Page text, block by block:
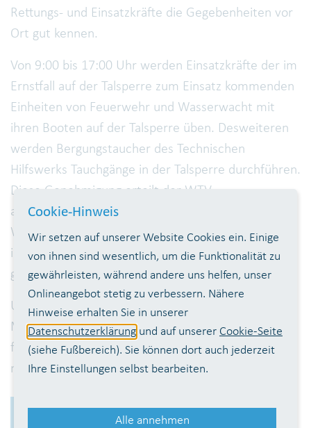
Rettungs- und Einsatzkräfte die Gegebenheiten vor
Ort gut kennen.
Von 9:00 bis 17:00 Uhr werden Einsatzkräfte der im
Ernstfall auf der Talsperre zum Einsatz kommenden
Einheiten von Feuerwehr und Wasserwacht mit
ihren Booten auf der Talsperre üben. Desweiteren
werden Bergungstaucher des Technischen
Hilfswerks Tauchgänge in der Talsperre durchführen.
Diese Genehmigung erteilt der WTV
ausnahmsweise zu Übungszwecken. Die
Wahnbachtalsperre ist eine Trinkwasserressource,
in der eingenerelles Schwimm- und Badeverbot
gilt.
Unterstützt und begleitet wird die Übung von
Michael Steeger, verantwortlicher Ansprechpartner
für den Kontakt mit Behörden und Organisationen
mit Sicherheitsaufgaben.
Cookie-Hinweis
Wir setzen auf unserer Website Cookies ein. Einige
von ihnen sind wesentlich, um die Funktionalität zu
gewährleisten, während andere uns helfen, unser
Onlineangebot stetig zu verbessern. Nähere
Hinweise erhalten Sie in unserer
Datenschutzerklärung und auf unserer Cookie-Seite
(siehe Fußbereich). Sie können dort auch jederzeit
Ihre Einstellungen selbst bearbeiten.
Alle annehmen